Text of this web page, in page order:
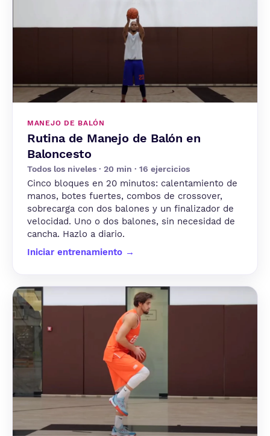
MANEJO DE BALÓN
Rutina de Manejo de Balón en
Baloncesto
Todos los niveles · 20 min · 16 ejercicios
Cinco bloques en 20 minutos: calentamiento de
manos, botes fuertes, combos de crossover,
sobrecarga con dos balones y un finalizador de
velocidad. Uno o dos balones, sin necesidad de
cancha. Hazlo a diario.
Iniciar entrenamiento →